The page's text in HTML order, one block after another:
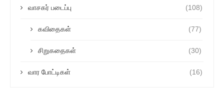
வாசகர் படைப்பு (108)
கவிதைகள் (77)
சிறுகதைகள் (30)
வார போட்டிகள் (16)